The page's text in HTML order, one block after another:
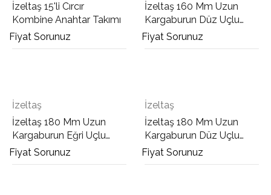
İzeltaş 15'li Cırcır
Kombine Anahtar Takımı
Fiyat Sorunuz
İzeltaş 160 Mm Uzun
Kargaburun Düz Uçlu
Opak
Fiyat Sorunuz
İzeltaş
İzeltaş 180 Mm Uzun
Kargaburun Eğri Uçlu
Opak
Fiyat Sorunuz
İzeltaş
İzeltaş 180 Mm Uzun
Kargaburun Düz Uçlu
Kraft
Fiyat Sorunuz